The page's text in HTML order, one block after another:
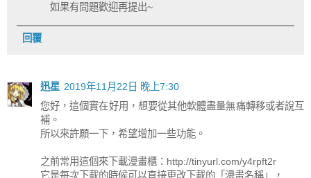
如果有問題歡迎再提出~
回覆
迅星 2019年11月22日 晚上7:30
您好，這個實在好用，想要從其他軟體盡量無痛轉移或者說互
補。
所以來許願一下，希望增加一些功能。
之前常用這個來下載漫畫櫃：http://tinyurl.com/y4rpft2r
它是每次下載的時候可以直接更改下載的「漫畫名稱」，